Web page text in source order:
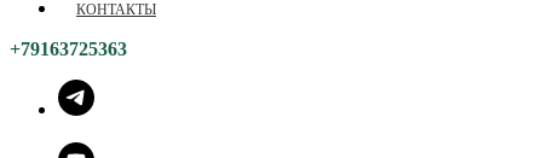
КОНТАКТЫ
+79163725363